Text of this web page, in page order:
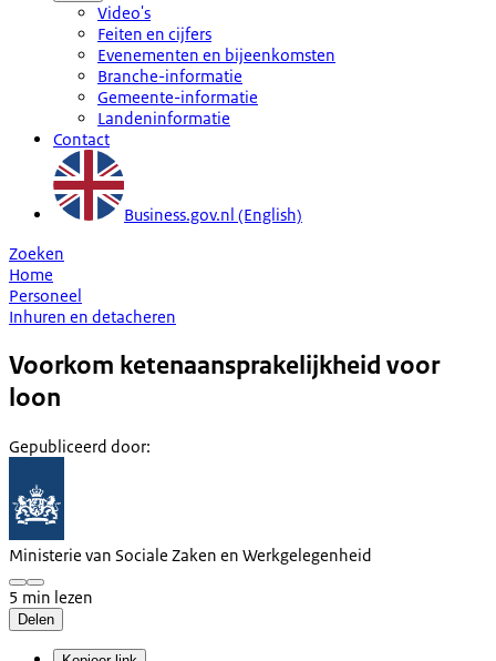
Video's
Feiten en cijfers
Evenementen en bijeenkomsten
Branche-informatie
Gemeente-informatie
Landeninformatie
Contact
Business.gov.nl (English)
Zoeken
Home
Personeel
Inhuren en detacheren
Voorkom ketenaansprakelijkheid voor
loon
Gepubliceerd door:
Ministerie van Sociale Zaken en Werkgelegenheid
5 min lezen
Delen